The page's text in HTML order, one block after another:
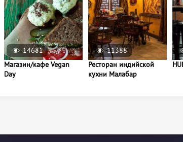
14681
Магазин/кафе Vegan
Day
11388
Ресторан индийской
кухни Малабар